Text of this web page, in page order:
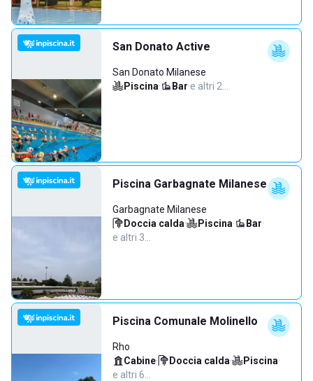
San Donato Active
San Donato Milanese
Piscina· Bar·e altri 2…
Piscina Garbagnate Milanese
Garbagnate Milanese
Doccia calda· Piscina· Bar·
e altri 3…
Piscina Comunale Molinello
Rho
Cabine· Doccia calda· Piscina·
e altri 6…